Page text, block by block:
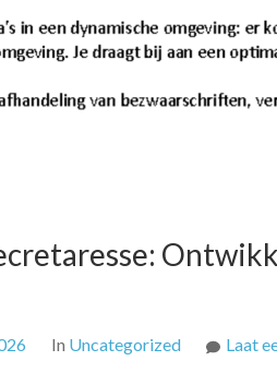
In Uncategorized Laat